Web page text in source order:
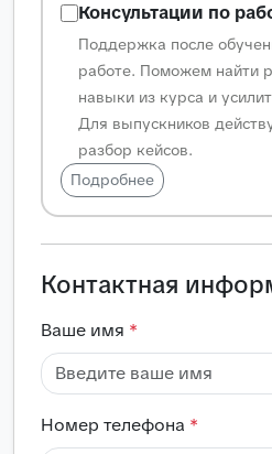
Консультации по
Поддержка после
работе. Поможем найти
навыки из курса и
Для выпускников
разбор кейсов.
Подробнее
Контактная
Ваше имя *
Номер телефона *